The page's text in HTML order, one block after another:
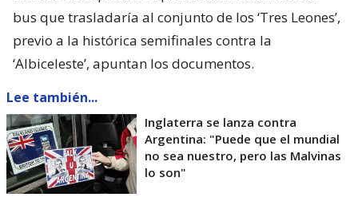
bus que trasladaría al conjunto de los ‘Tres Leones’,
previo a la histórica semifinales contra la
‘Albiceleste’, apuntan los documentos.
Lee también...
Inglaterra se lanza contra
Argentina: "Puede que el mundial
no sea nuestro, pero las Malvinas
lo son"